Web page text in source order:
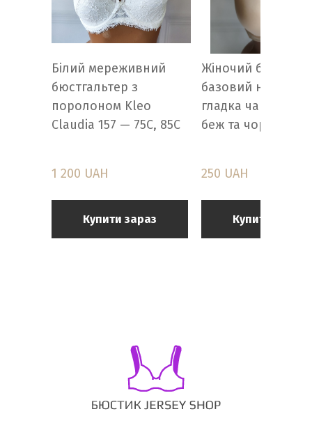
Білий мереживний
бюстгальтер з
поролоном Kleo
Claudia 157 — 75C, 85C
1 200 UAH
Купити зараз
Жіночий
базовий на
гладка чашка В,
беж та чорний
250 UAH
Купити зараз